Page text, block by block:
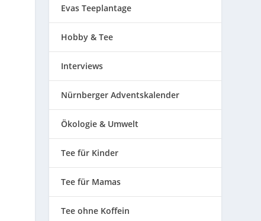
Evas Teeplantage
Hobby & Tee
Interviews
Nürnberger Adventskalender
Ökologie & Umwelt
Tee für Kinder
Tee für Mamas
Tee ohne Koffein